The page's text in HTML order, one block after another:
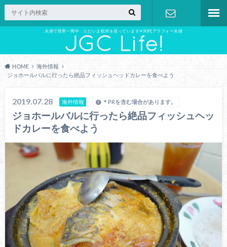
夫婦で世界一周中 ただいま欧州を巡っています✈︎30代アラフォー夫婦
お問い合わ
HOME
海外情報
ジョホールバルに行ったら絶品フィッシュヘッドカレーを食べよう
2019.07.28 海外情報 ＊PRを含む場合があります。
ジョホールバルに行ったら絶品フィッシュヘッ
ドカレーを食べよう